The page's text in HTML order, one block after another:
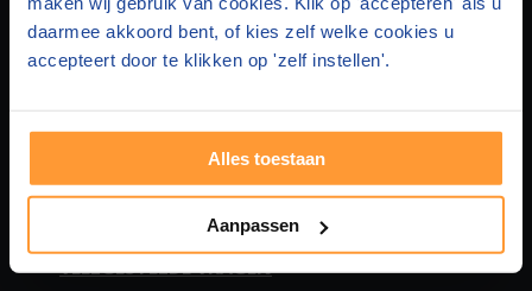
daarmee akkoord bent, of kies zelf welke cookies u
accepteert door te klikken op 'zelf instellen'.
Alles toestaan
Aanpassen
Privacy
Contact
Adverteren
Hypotheek en Levering
Hypotheek en Testament
Hypotheek en Samenlevingscontract
Hypotheek
FAMILIEZAKEN
Samenlevingscontract
Testament
Levenstestament
STICHTING & BEDRIJF
BV oprichten
MEER WETEN
Over huis en hypotheek
VEELGESTELDE VRAGEN